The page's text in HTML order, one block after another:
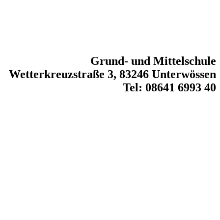
Grund- und Mittelschule
Wetterkreuzstraße 3, 83246 Unterwössen
Tel: 08641 6993 40